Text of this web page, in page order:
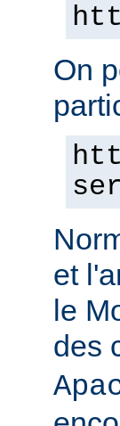
On
et
le
des